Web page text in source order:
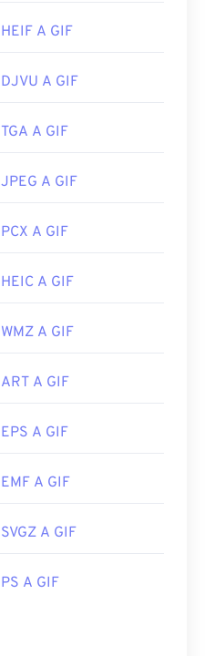
HEIF A GIF
DJVU A GIF
TGA A GIF
JPEG A GIF
PCX A GIF
HEIC A GIF
WMZ A GIF
ART A GIF
EPS A GIF
EMF A GIF
SVGZ A GIF
PS A GIF